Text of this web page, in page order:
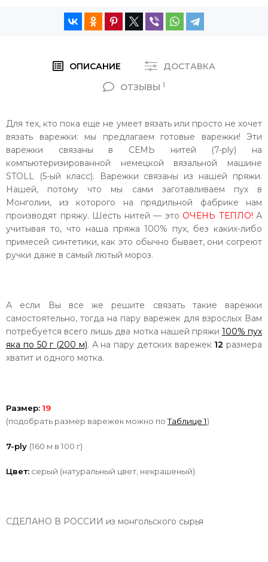
ОПИСАНИЕ
ДОСТАВКА
ОТЗЫВЫ 1
Для тех, кто пока еще не умеет вязать или просто не хочет
вязать варежки: мы предлагаем готовые варежки! Эти
варежки связаны в СЕМЬ нитей (7-ply) на
компьютеризированной немецкой вязальной машине
STOLL (5-ый класс).
Варежки связаны из нашей пряжи.
Нашей, потому что мы сами заготавливаем пух в
Монголии, из которого на прядильной фабрике нам
производят пряжу. Шесть нитей — это ОЧЕНЬ ТЕПЛО! А
учитывая то, что наша пряжа 100% пух, без каких-либо
примесей синтетики, как это обычно бывает, они согреют
ручки даже в самый лютый мороз.
А если Вы все же решите связать такие варежки
самостоятельно, тогда на пару варежек для взрослых Вам
потребуется всего лишь два мотка нашей пряжи 100% пух
яка по 50 г (200 м). А на пару детских варежек 12 размера
хватит и одного мотка.
Размер: 19
(подобрать размер варежек можно поТаблице 1)
7-ply (160 м в 100 г)
Цвет: серый (натуральный цвет, некрашеный).
СДЕЛАНО В РОССИИ из монгольского сырья